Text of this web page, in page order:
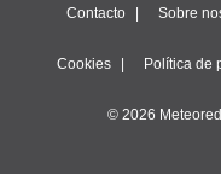
Contacto Sobre
Cookies Política de
© 2026